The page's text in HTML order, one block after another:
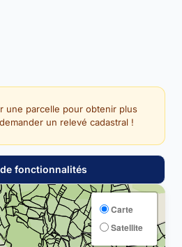
une parcelle pour obtenir plus
un relevé cadastral !
fonctionnalités
Carte
Satellite